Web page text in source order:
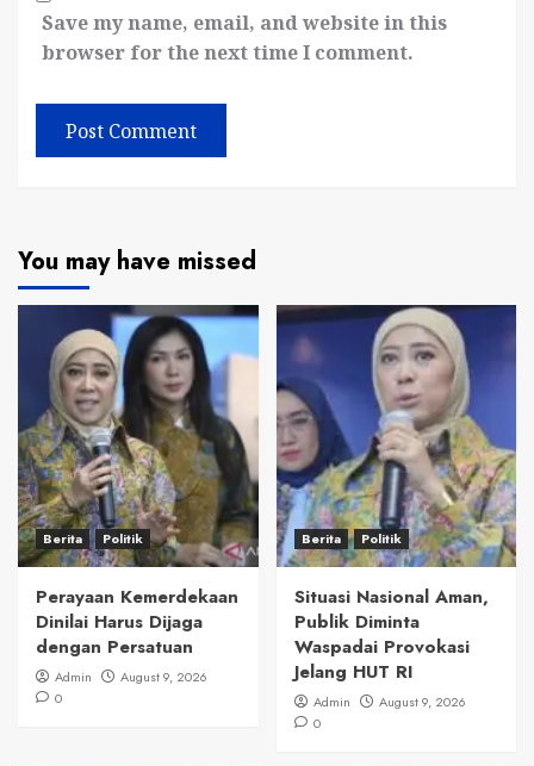
Save my name, email, and website in this
browser for the next time I comment.
You may have missed
Berita Politik
Perayaan Kemerdekaan
Dinilai Harus Dijaga
dengan Persatuan
Admin
August 9, 2026
0
Berita Politik
Situasi Nasional Aman,
Publik Diminta
Waspadai Provokasi
Jelang HUT RI
Admin
August 9, 2026
0